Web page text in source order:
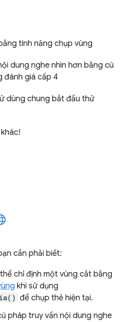
tính năng chụp vùng
dung nghe nhìn hơn bằng cú
đánh giá cấp 4
dùng chung bắt đầu thử
cần phải biết:
chỉ định một vùng cắt bằng
khi sử dụng
để chụp thẻ hiện tại.
pháp truy vấn nội dung nghe